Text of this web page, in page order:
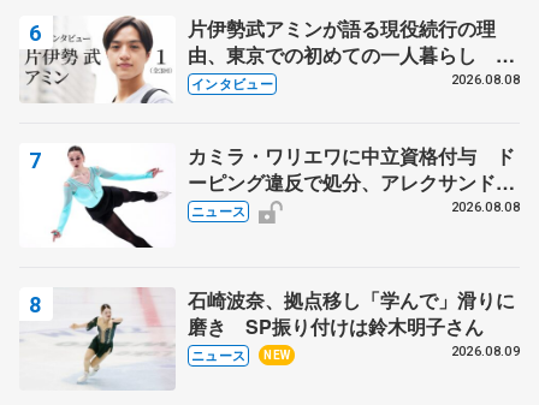
片伊勢武アミンが語る現役続行の理
由、東京での初めての一人暮らし 注
目スケーターの「今」に迫る
インタビュー 2026.08.08
カミラ・ワリエワに中立資格付与 ド
ーピング違反で処分、アレクサンド
ラ・イグナトワも
ニュース 2026.08.08
石崎波奈、拠点移し「学んで」滑りに
磨き SP振り付けは鈴木明子さん
ニュース NEW 2026.08.09